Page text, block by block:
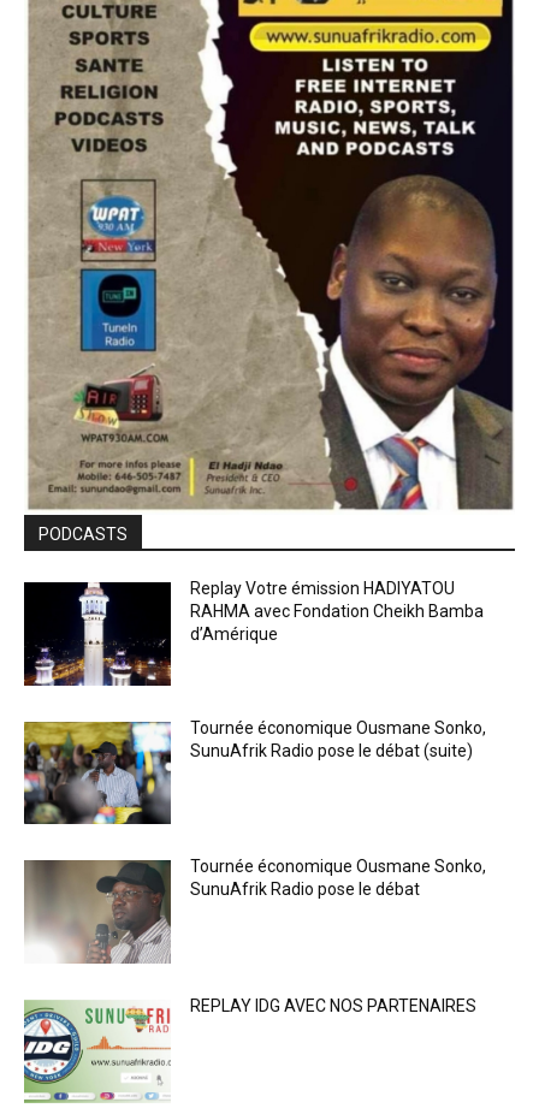
PODCASTS
Replay Votre émission HADIYATOU
RAHMA avec Fondation Cheikh Bamba
d’Amérique
Tournée économique Ousmane Sonko,
SunuAfrik Radio pose le débat (suite)
Tournée économique Ousmane Sonko,
SunuAfrik Radio pose le débat
REPLAY IDG AVEC NOS PARTENAIRES